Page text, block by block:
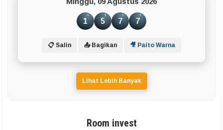
1 5 7 7
📋 Salin 📤 Bagikan 🎥 Paito Warna
Lihat Lebih Banyak
Room invest